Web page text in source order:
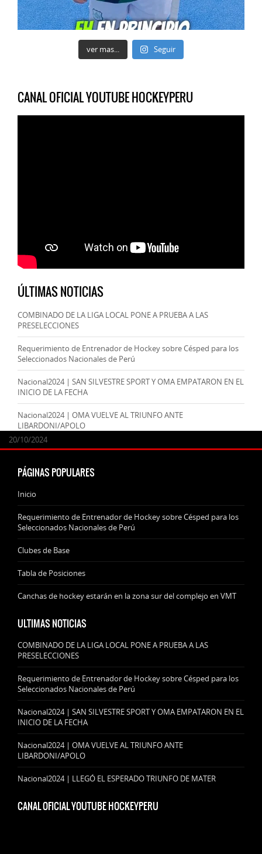
ver mas... Seguir
CANAL OFICIAL YOUTUBE HOCKEYPERU
ÚLTIMAS NOTICIAS
COMBINADO DE LA LIGA LOCAL PONE A PRUEBA A LAS
PRESELECCIONES
24/09/2025
Requerimiento de Entrenador de Hockey sobre Césped para los
Seleccionados Nacionales de Perú
07/11/2024
Nacional2024 | SAN SILVESTRE SPORT Y OMA EMPATARON EN EL
INICIO DE LA FECHA
20/10/2024
Nacional2024 | OMA VUELVE AL TRIUNFO ANTE
LIBARDONI/APOLO
20/10/2024
PÁGINAS POPULARES
Inicio
Requerimiento de Entrenador de Hockey sobre Césped para los
Seleccionados Nacionales de Perú
Clubes de Base
Tabla de Posiciones
Canchas de hockey estarán en la zona sur del complejo en VMT
ULTIMAS NOTICIAS
COMBINADO DE LA LIGA LOCAL PONE A PRUEBA A LAS
PRESELECCIONES
Requerimiento de Entrenador de Hockey sobre Césped para los
Seleccionados Nacionales de Perú
Nacional2024 | SAN SILVESTRE SPORT Y OMA EMPATARON EN EL
INICIO DE LA FECHA
Nacional2024 | OMA VUELVE AL TRIUNFO ANTE
LIBARDONI/APOLO
Nacional2024 | LLEGÓ EL ESPERADO TRIUNFO DE MATER
CANAL OFICIAL YOUTUBE HOCKEYPERU